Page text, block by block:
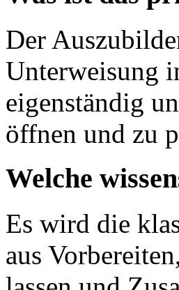
Der
Unterweisung
eigenständig
öffnen und zu
Welche
Es wird die
aus